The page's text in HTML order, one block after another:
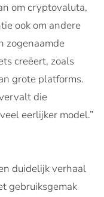
om cryptovaluta,
ook om andere
zogenaamde
creëert, zoals
grote platforms.
die
eerlijker model.”
duidelijk verhaal
gebruiksgemak